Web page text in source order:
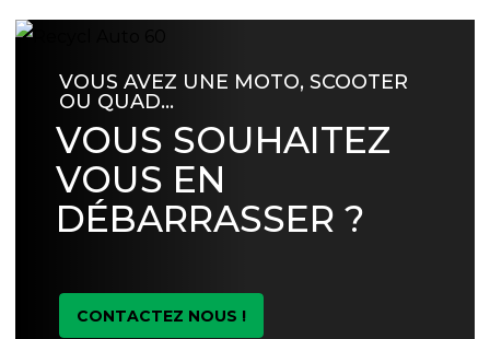
VOUS AVEZ UNE MOTO, SCOOTER
OU QUAD…
VOUS SOUHAITEZ
VOUS EN
DÉBARRASSER ?
CONTACTEZ NOUS !